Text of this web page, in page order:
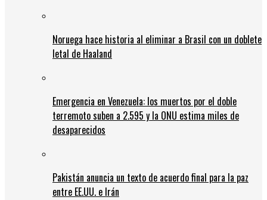
Noruega hace historia al eliminar a Brasil con un doblete
letal de Haaland
Emergencia en Venezuela: los muertos por el doble
terremoto suben a 2.595 y la ONU estima miles de
desaparecidos
Pakistán anuncia un texto de acuerdo final para la paz
entre EE.UU. e Irán